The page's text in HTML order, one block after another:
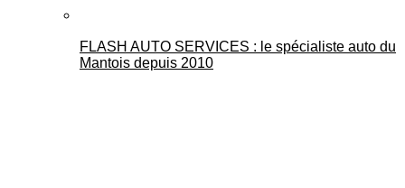
FLASH AUTO SERVICES : le spécialiste auto du
Mantois depuis 2010